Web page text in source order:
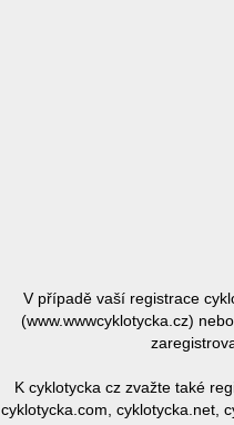
V případě vaší registrace
(www.wwwcyklotycka.cz)
K cyklotycka cz zvažte také
cyklotycka.com, cyklotycka.net,